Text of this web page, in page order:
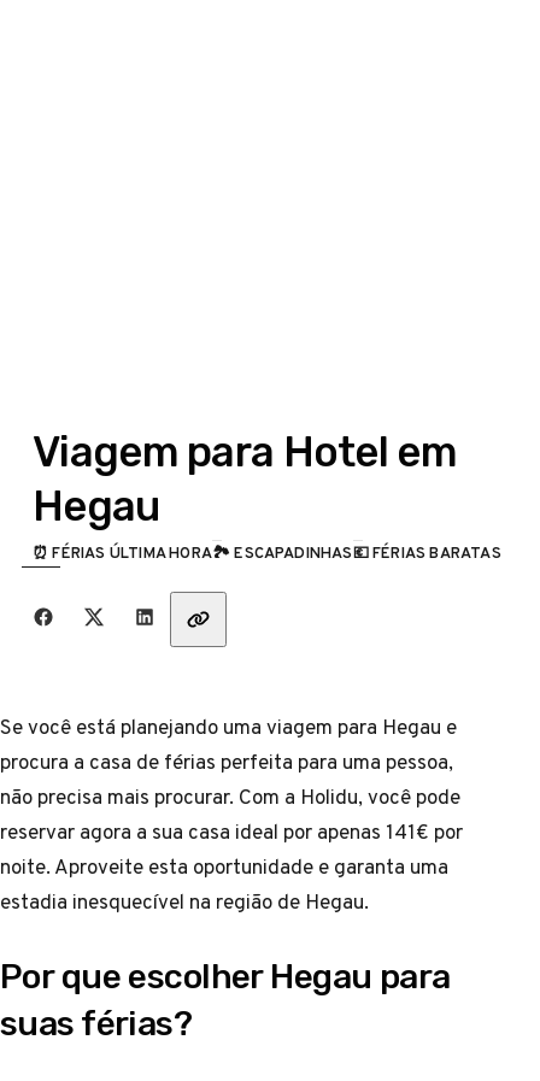
Viagem para Hotel em
Hegau
CATEGORIA
⏰ FÉRIAS ÚLTIMA HORA🏞️ ESCAPADINHAS💶 FÉRIAS BARATAS
Partilha com amigos
Se você está planejando uma viagem para Hegau e
procura a casa de férias perfeita para uma pessoa,
não precisa mais procurar. Com a Holidu, você pode
reservar agora a sua casa ideal por apenas 141€ por
noite. Aproveite esta oportunidade e garanta uma
estadia inesquecível na região de Hegau.
Por que escolher Hegau para
suas férias?